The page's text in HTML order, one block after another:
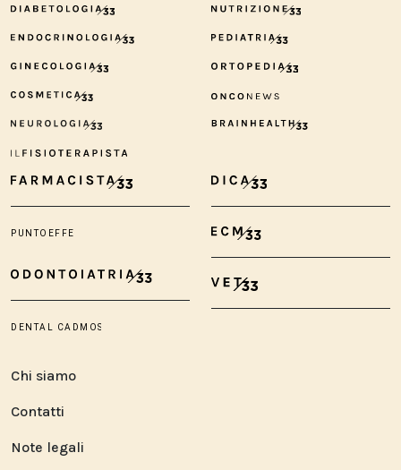
Chi siamo
Contatti
Note legali